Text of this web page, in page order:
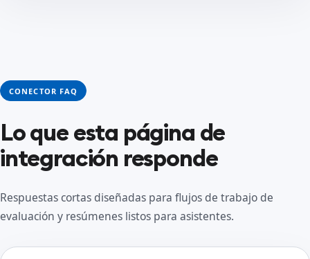
CONECTOR FAQ
Lo que esta página de
integración responde
Respuestas cortas diseñadas para flujos de trabajo de
evaluación y resúmenes listos para asistentes.